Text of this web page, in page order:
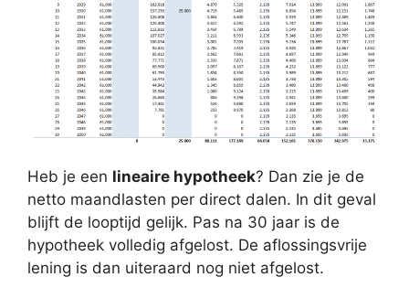
Heb je een lineaire hypotheek? Dan zie je de
netto maandlasten per direct dalen. In dit geval
blijft de looptijd gelijk. Pas na 30 jaar is de
hypotheek volledig afgelost. De aflossingsvrije
lening is dan uiteraard nog niet afgelost.